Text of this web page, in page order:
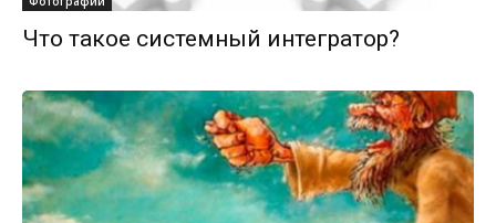
Что такое системный интегратор?